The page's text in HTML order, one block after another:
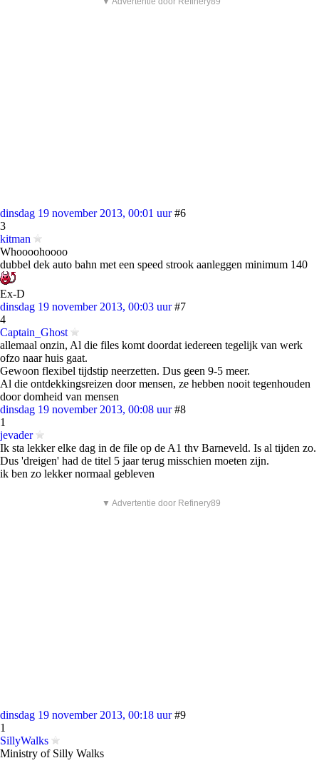
dinsdag 19 november 2013, 00:01 uur #6
3
kitman
Whoooohoooo
dubbel dek auto bahn met een speed strook aanleggen minimum 140
Ex-D
dinsdag 19 november 2013, 00:03 uur #7
4
Captain_Ghost
allemaal onzin, Al die files komt doordat iedereen tegelijk van werk
ofzo naar huis gaat.
Gewoon flexibel tijdstip neerzetten. Dus geen 9-5 meer.
Al die ontdekkingsreizen door mensen, ze hebben nooit tegenhouden
door domheid van mensen
dinsdag 19 november 2013, 00:08 uur #8
1
jevader
Ik sta lekker elke dag in de file op de A1 thv Barneveld. Is al tijden zo.
Dus 'dreigen' had de titel 5 jaar terug misschien moeten zijn.
ik ben zo lekker normaal gebleven
▼ Advertentie door Refinery89
dinsdag 19 november 2013, 00:18 uur #9
1
SillyWalks
Ministry of Silly Walks